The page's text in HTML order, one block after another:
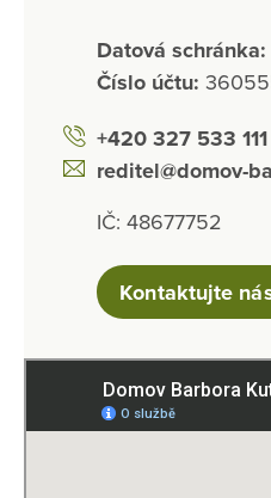
Datová schránka:
Číslo účtu:
+420 327 533 111
reditel@domov-
IČ: 48677752
Kontaktujte